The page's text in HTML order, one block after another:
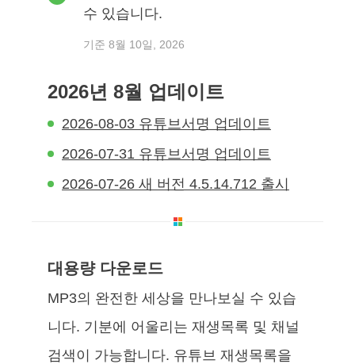
수 있습니다.
기준 8월 10일, 2026
2026년 8월 업데이트
2026-08-03 유튜브서명 업데이트
2026-07-31 유튜브서명 업데이트
2026-07-26 새 버전 4.5.14.712 출시
대용량 다운로드
MP3의 완전한 세상을 만나보실 수 있습
니다. 기분에 어울리는 재생목록 및 채널
검색이 가능합니다. 유튜브 재생목록을